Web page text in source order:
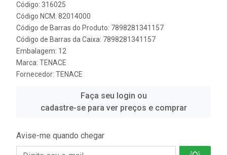
Código: 316025
Código NCM: 82014000
Código de Barras do Produto: 7898281341157
Código de Barras da Caixa: 7898281341157
Embalagem: 12
Marca: TENACE
Fornecedor: TENACE
Faça seu login ou
cadastre-se para ver preços e comprar
Avise-me quando chegar